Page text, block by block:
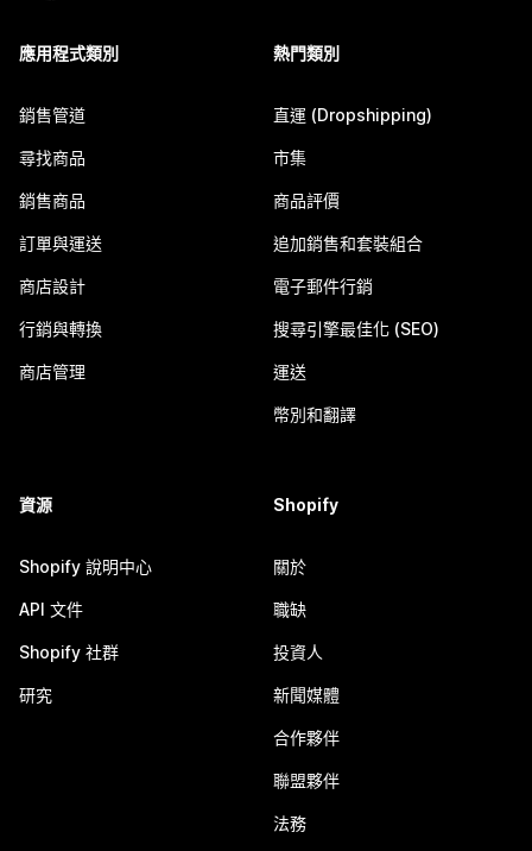
應用程式類別
銷售管道
尋找商品
銷售商品
訂單與運送
商店設計
行銷與轉換
商店管理
熱門類別
直運 (Dropshipping)
市集
商品評價
追加銷售和套裝組合
電子郵件行銷
搜尋引擎最佳化 (SEO)
運送
幣別和翻譯
資源
Shopify 說明中心
API 文件
Shopify 社群
研究
Shopify
關於
職缺
投資人
新聞媒體
合作夥伴
聯盟夥伴
法務